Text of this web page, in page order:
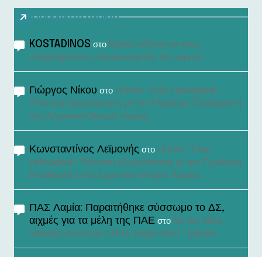
Πρόσφατα σχόλια
KOSTADINOS στο Βγήκε είδηση για τους
«τσιμπημένους» λογαριασμούς του νερού!
Γιώργος Νίκου στο «Εκτός Ύλης reloaded»:
Πολιτική εξομολόγηση με τον Γεράσιμο Σκιαδαρέση
στο Δημοτικό Θέατρο Λαμίας
Κωνσταντίνος Λεϊμονής στο «Εκτός Ύλης
reloaded»: Πολιτική εξομολόγηση με τον Γεράσιμο
Σκιαδαρέση στο Δημοτικό Θέατρο Λαμίας
ΠΑΣ Λαμία: Παραιτήθηκε σύσσωμο το ΔΣ,
αιχμές για τα μέλη της ΠΑΕ στο Με τον Νίκο
Τσιλαλή συνεχίζει ο ΠΑΣ Λαμία στη Γ’ Εθνική